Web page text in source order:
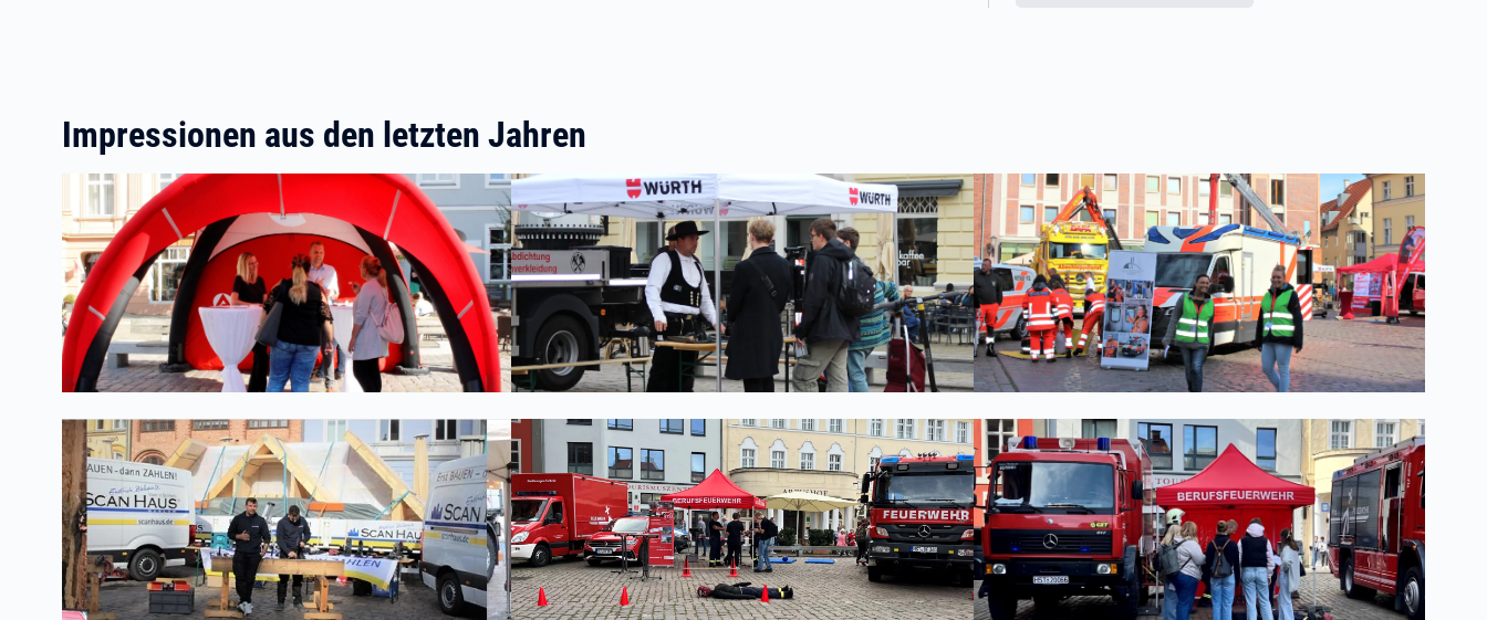
Impressionen aus den letzten Jahren